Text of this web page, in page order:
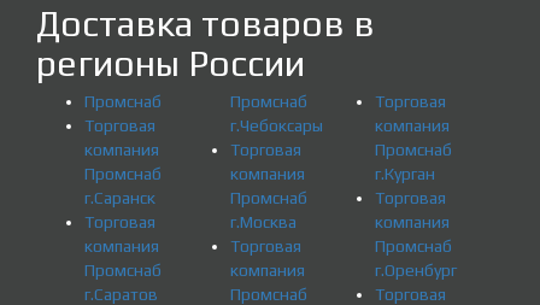
Доставка товаров в
регионы России
Промснаб
Торговая
компания
Промснаб
г.Саранск
Торговая
компания
Промснаб
г.Саратов
Промснаб
г.Чебоксары
Торговая
компания
Промснаб
г.Москва
Торговая
компания
Промснаб
Торговая
компания
Промснаб
г.Курган
Торговая
компания
Промснаб
г.Оренбург
Торговая